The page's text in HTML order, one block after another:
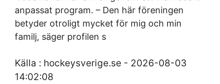
anpassat program. – Den här föreningen
betyder otroligt mycket för mig och min
familj, säger profilen s
Källa : hockeysverige.se - 2026-08-03
14:02:08